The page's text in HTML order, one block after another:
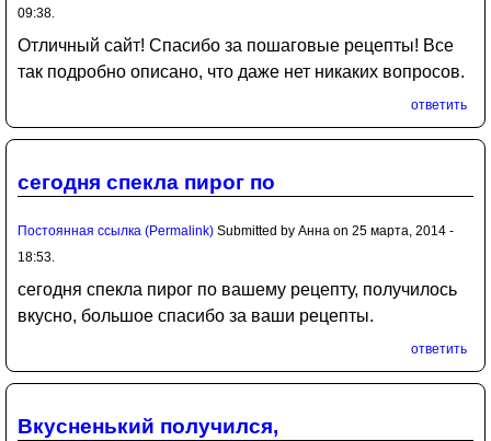
09:38.
Отличный сайт! Спасибо за пошаговые рецепты! Все
так подробно описано, что даже нет никаких вопросов.
ответить
сегодня спекла пирог по
Постоянная ссылка (Permalink) Submitted by Анна on 25 марта, 2014 -
18:53.
сегодня спекла пирог по вашему рецепту, получилось
вкусно, большое спасибо за ваши рецепты.
ответить
Вкусненький получился,